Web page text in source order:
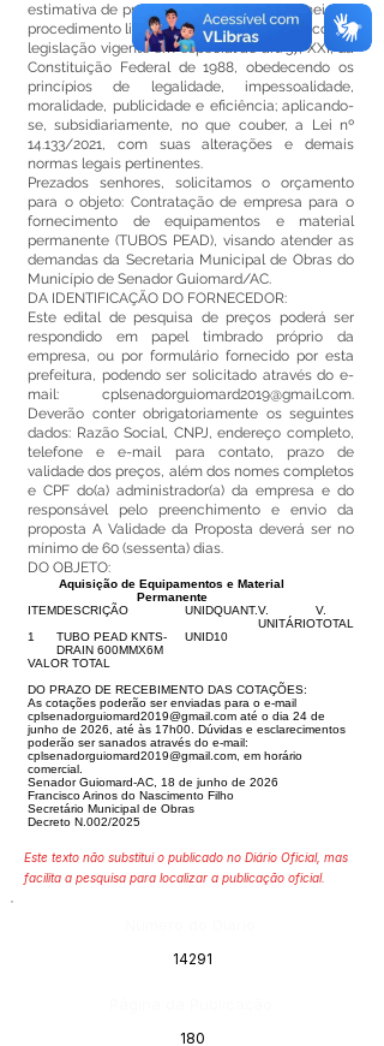
estimativa de preços para aquisição por meio de
procedimento licitatório, em consonância com a
legislação vigente em especial ao art. 37, XXI, da
Constituição Federal de 1988, obedecendo os
princípios de legalidade, impessoalidade,
moralidade, publicidade e eficiência; aplicando-
se, subsidiariamente, no que couber, a Lei nº
14.133/2021, com suas alterações e demais
normas legais pertinentes.
Prezados senhores, solicitamos o orçamento
para o objeto: Contratação de empresa para o
fornecimento de equipamentos e material
permanente (TUBOS PEAD), visando atender as
demandas da Secretaria Municipal de Obras do
Município de Senador Guiomard/AC.
DA IDENTIFICAÇÃO DO FORNECEDOR:
Este edital de pesquisa de preços poderá ser
respondido em papel timbrado próprio da
empresa, ou por formulário fornecido por esta
prefeitura, podendo ser solicitado através do e-
mail: cplsenadorguiomard2019@gmail.com.
Deverão conter obrigatoriamente os seguintes
dados: Razão Social, CNPJ, endereço completo,
telefone e e-mail para contato, prazo de
validade dos preços, além dos nomes completos
e CPF do(a) administrador(a) da empresa e do
responsável pelo preenchimento e envio da
proposta A Validade da Proposta deverá ser no
mínimo de 60 (sessenta) dias.
DO OBJETO:
Aquisição de Equipamentos e Material
Permanente
ITEMDESCRIÇÃO UNIDQUANT.V.
UNITÁRIO
V.
TOTAL
1
TUBO PEAD KNTS-
DRAIN 600MMX6M
UNID10
VALOR TOTAL
DO PRAZO DE RECEBIMENTO DAS COTAÇÕES:
As cotações poderão ser enviadas para o e-mail
cplsenadorguiomard2019@gmail.com até o dia 24 de
junho de 2026, até às 17h00. Dúvidas e esclarecimentos
poderão ser sanados através do e-mail:
cplsenadorguiomard2019@gmail.com , em horário
comercial.
Senador Guiomard-AC, 18 de junho de 2026
Francisco Arinos do Nascimento Filho
Secretário Municipal de Obras
Decreto N.002/2025
Este texto não substitui o publicado no Diário Oficial, mas
facilita a pesquisa para localizar a publicação oficial.
14291
180